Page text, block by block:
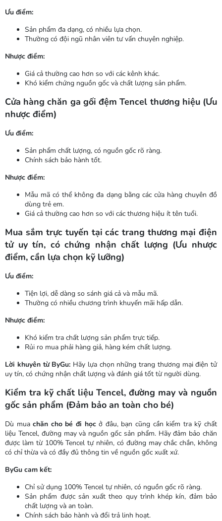
Ưu điểm:
Sản phẩm đa dạng, có nhiều lựa chọn.
Thường có đội ngũ nhân viên tư vấn chuyên nghiệp.
Nhược điểm:
Giá cả thường cao hơn so với các kênh khác.
Khó kiểm chứng nguồn gốc và chất lượng sản phẩm.
Cửa hàng chăn ga gối đệm Tencel thương hiệu (Ưu
nhược điểm)
Ưu điểm:
Sản phẩm chất lượng, có nguồn gốc rõ ràng.
Chính sách bảo hành tốt.
Nhược điểm:
Mẫu mã có thể không đa dạng bằng các cửa hàng chuyên đồ
dùng trẻ em.
Giá cả thường cao hơn so với các thương hiệu ít tên tuổi.
Mua sắm trực tuyến tại các trang thương mại điện
tử uy tín, có chứng nhận chất lượng (Ưu nhược
điểm, cần lựa chọn kỹ lưỡng)
Ưu điểm:
Tiện lợi, dễ dàng so sánh giá cả và mẫu mã.
Thường có nhiều chương trình khuyến mãi hấp dẫn.
Nhược điểm:
Khó kiểm tra chất lượng sản phẩm trực tiếp.
Rủi ro mua phải hàng giả, hàng kém chất lượng.
Lời khuyên từ ByGu: Hãy lựa chọn những trang thương mại điện tử
uy tín, có chứng nhận chất lượng và đánh giá tốt từ người dùng.
Kiểm tra kỹ chất liệu Tencel, đường may và nguồn
gốc sản phẩm (Đảm bảo an toàn cho bé)
Dù muachăn cho bé đi họcở đâu, bạn cũng cần kiểm tra kỹ chất
liệu Tencel, đường may và nguồn gốc sản phẩm. Hãy đảm bảo chăn
được làm từ 100% Tencel tự nhiên, có đường may chắc chắn, không
có chỉ thừa và có đầy đủ thông tin về nguồn gốc xuất xứ.
ByGu cam kết:
Chỉ sử dụng 100% Tencel tự nhiên, có nguồn gốc rõ ràng.
Sản phẩm được sản xuất theo quy trình khép kín, đảm bảo
chất lượng và an toàn.
Chính sách bảo hành và đổi trả linh hoạt.